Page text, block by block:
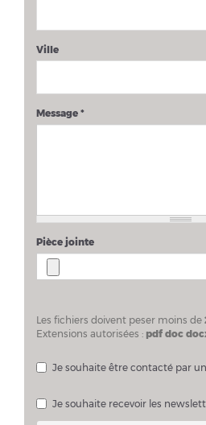
Ville
Message *
Pièce jointe
Les fichiers doivent peser moins de
Extensions autorisées : pdf doc
Je souhaite être contacté par
Je souhaite recevoir les